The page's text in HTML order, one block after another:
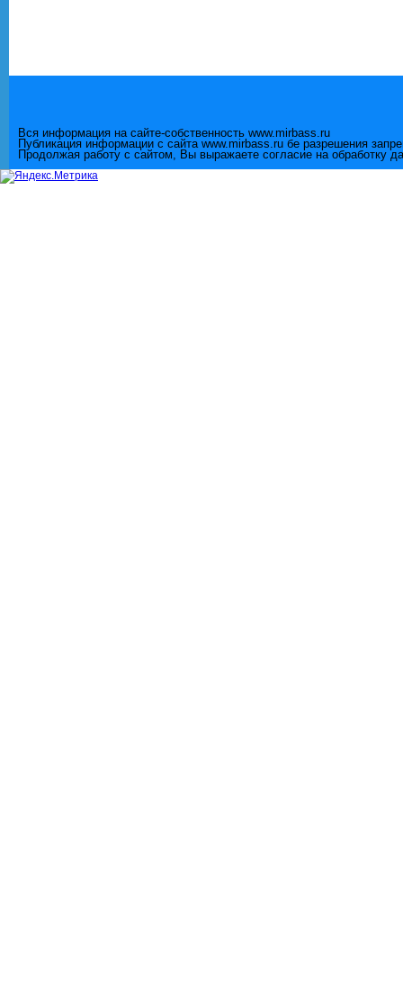
Вся информация на сайте-собственность www.mirbass.ru
Публикация информации с сайта www.mirbass.ru бе разрешения
Продолжая работу с сайтом, Вы выражаете согласие на обработку